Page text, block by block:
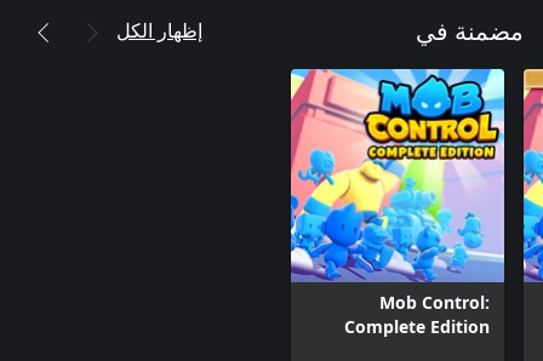
مضمنة في إظهار الكل
Mob Control:
Complete Edition